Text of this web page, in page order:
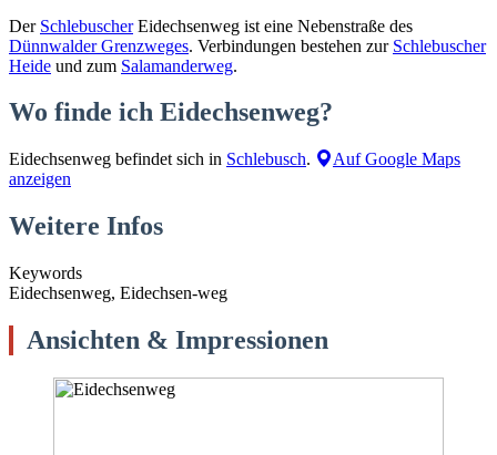
Der SchlebuscherEidechsenweg ist eine Nebenstraße des
Dünnwalder Grenzweges. Verbindungen bestehen zur Schlebuscher
Heide und zum Salamanderweg.
Wo finde ich Eidechsenweg?
Eidechsenweg befindet sich in Schlebusch.
Auf Google Maps
anzeigen
Weitere Infos
Keywords
Eidechsenweg, Eidechsen-weg
Ansichten & Impressionen